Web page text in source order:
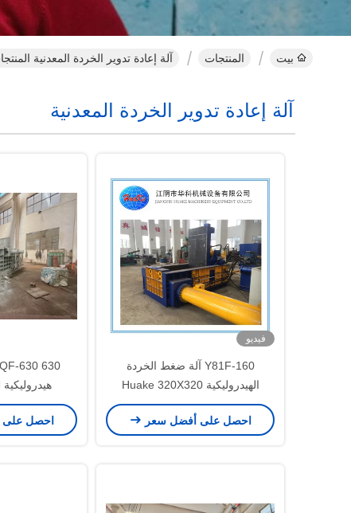
بيت المنتجات آلة إعادة تدوير الخردة المعدنية
آلة إعادة تدوير الخردة المعدنية
فيديو
Y81F-160 آلة ضغط الخردة
الهيدروليكية Huake 320X320
احصل على أفضل سعر
هيدروليكية
احصل